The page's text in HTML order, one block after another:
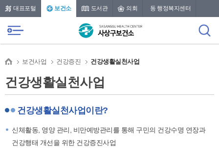
본문 바로가기
메인메뉴 바로가기
대표포털 보건소 도서관 의회 동 행정복지센터
보건사업 건강증진 건강생활실천사업
건강생활실천사업
건강생활실천사업이란?
신체활동, 영양 관리, 비만예방관리를 통해 구민의 건강수명 연장과
건강행태 개선을 위한 건강증진사업